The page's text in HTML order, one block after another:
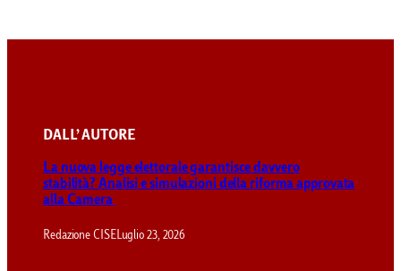
DALL’ AUTORE
La nuova legge elettorale garantisce davvero
stabilità? Analisi e simulazioni della riforma approvata
alla Camera
Redazione CISELuglio 23, 2026